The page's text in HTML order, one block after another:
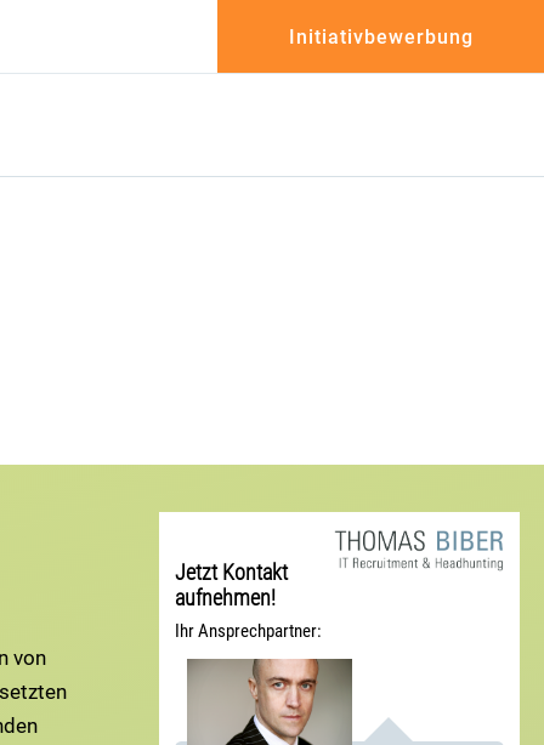
Initiativbewerbung
von
Jetzt Kontakt
aufnehmen!
Ihr Ansprechpartner: